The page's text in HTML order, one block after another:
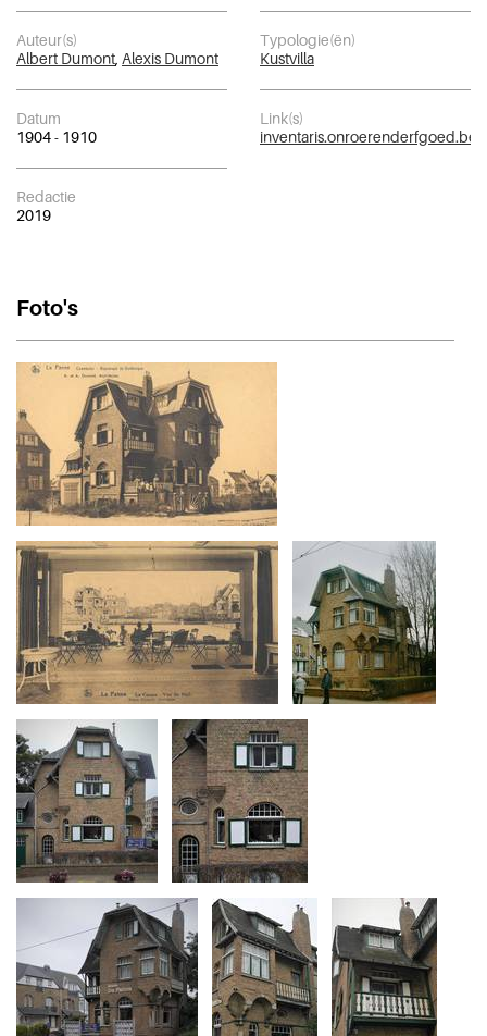
Auteur(s)
Albert Dumont, Alexis Dumont
Typologie(ën)
Kustvilla
Datum
1904 - 1910
Link(s)
inventaris.onroerenderfgoed.be
Redactie
2019
Foto's